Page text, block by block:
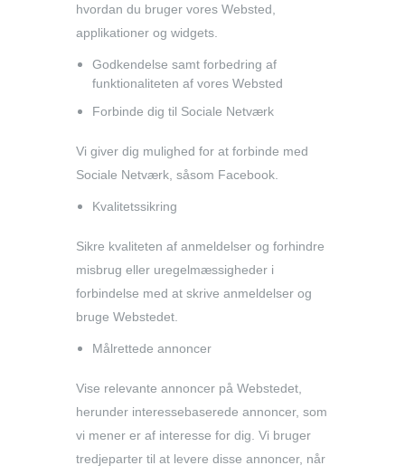
hvordan du bruger vores Websted,
applikationer og widgets.
Godkendelse samt forbedring af
funktionaliteten af vores Websted
Forbinde dig til Sociale Netværk
Vi giver dig mulighed for at forbinde med
Sociale Netværk, såsom Facebook.
Kvalitetssikring
Sikre kvaliteten af anmeldelser og forhindre
misbrug eller uregelmæssigheder i
forbindelse med at skrive anmeldelser og
bruge Webstedet.
Målrettede annoncer
Vise relevante annoncer på Webstedet,
herunder interessebaserede annoncer, som
vi mener er af interesse for dig. Vi bruger
tredjeparter til at levere disse annoncer, når